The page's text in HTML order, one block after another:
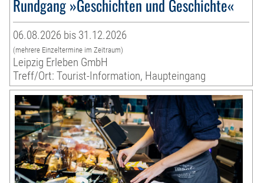
Rundgang »Geschichten und Geschichte«
06.08.2026 bis 31.12.2026
(mehrere Einzeltermine im Zeitraum)
Leipzig Erleben GmbH
Treff/Ort: Tourist-Information, Haupteingang